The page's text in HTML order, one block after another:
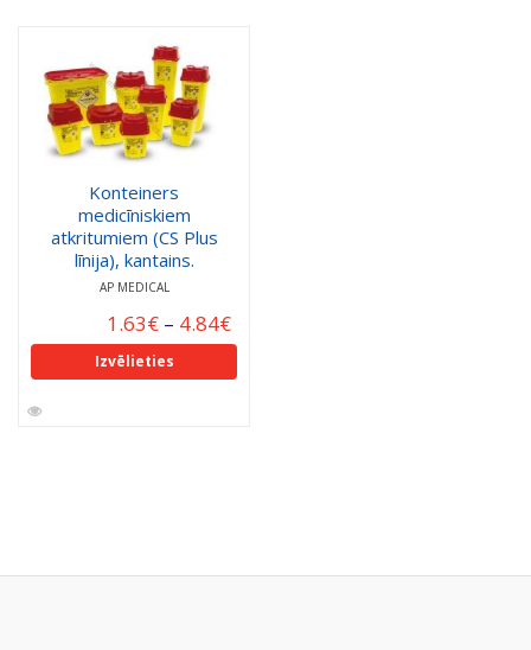
Konteiners
medicīniskiem
atkritumiem (CS Plus
līnija), kantains.
AP MEDICAL
1.63€ – 4.84€
Izvēlieties